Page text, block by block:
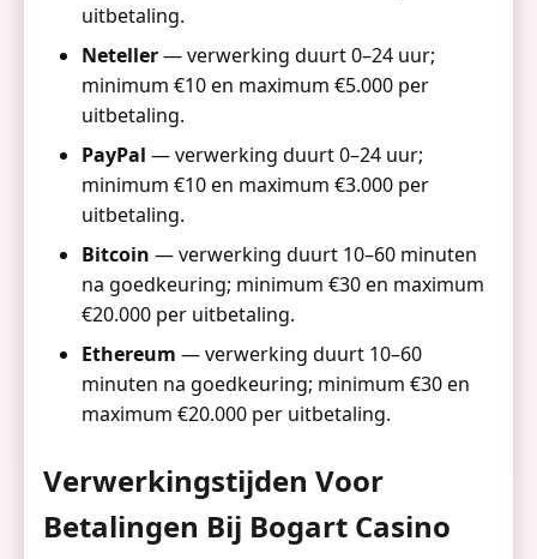
uitbetaling.
Neteller— verwerking duurt 0–24 uur;
minimum €10 en maximum €5.000 per
uitbetaling.
PayPal — verwerking duurt 0–24 uur;
minimum €10 en maximum €3.000 per
uitbetaling.
Bitcoin — verwerking duurt 10–60 minuten
na goedkeuring; minimum €30 en maximum
€20.000 per uitbetaling.
Ethereum — verwerking duurt 10–60
minuten na goedkeuring; minimum €30 en
maximum €20.000 per uitbetaling.
Verwerkingstijden Voor
Betalingen Bij Bogart Casino